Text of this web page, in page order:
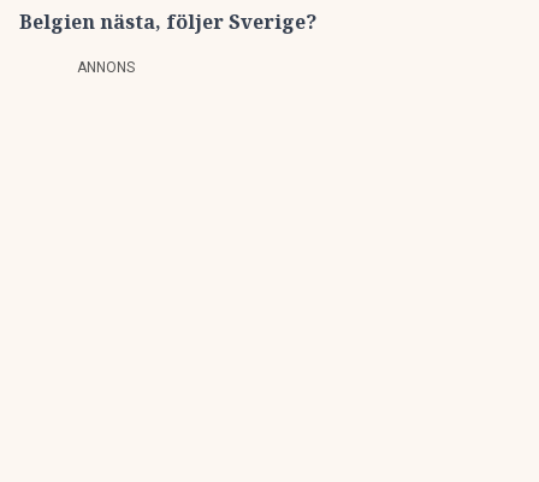
Belgien nästa, följer Sverige?
ANNONS